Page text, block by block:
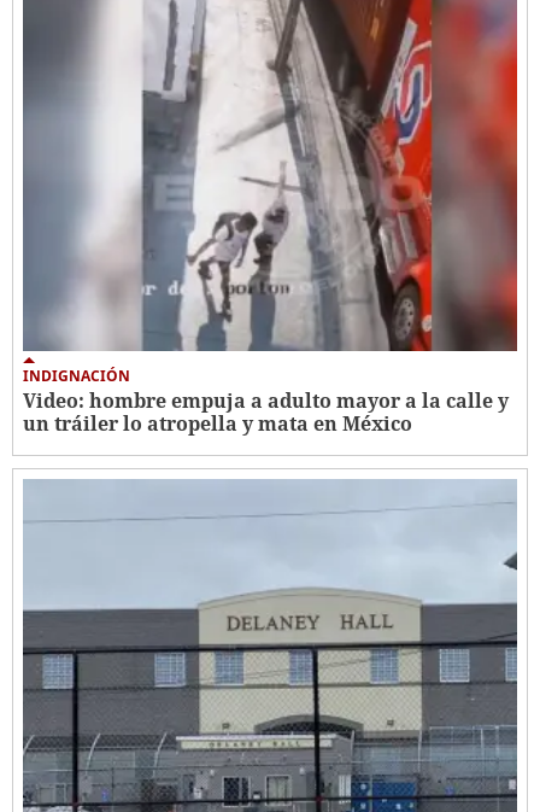
INDIGNACIÓN
Video: hombre empuja a adulto mayor a la calle y
un tráiler lo atropella y mata en México